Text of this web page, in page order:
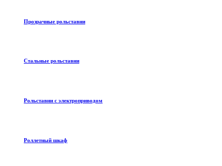
Прозрачные рольставни
Стальные рольставни
Рольставни с электроприводом
Роллетный шкаф